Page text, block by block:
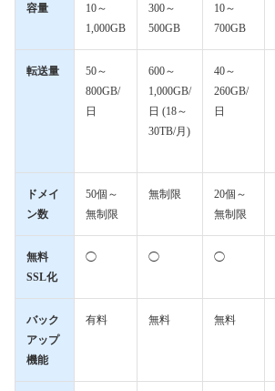
容量
10～
1,000GB
300～
500GB
10～
700GB
転送量
50～
800GB/
日
600～
1,000GB/
日 (18～
30TB/月)
40～
260GB/
日
ドメイ
ン数
50個～
無制限
無制限
20個～
無制限
無料
SSL化
◯ ◯ ◯
バック
アップ
機能
有料 無料 無料